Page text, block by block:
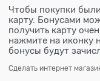
Чтобы покупки
карту. Бонусами
получить карту
нажмите на иконку
бонусы будут
Сделать интернет